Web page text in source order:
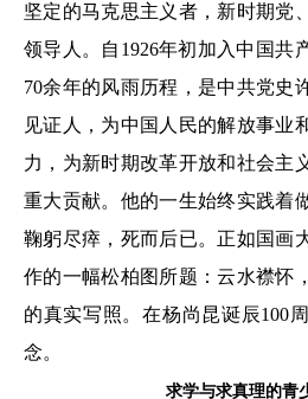
坚定的马克思主义者，新时期党
领导人。自1926年初加入中国共
70余年的风雨历程，是中共党史
见证人，为中国人民的解放事业
力，为新时期改革开放和社会主
重大贡献。他的一生始终实践着
鞠躬尽瘁，死而后已。正如国画
作的一幅松柏图所题：云水襟怀
的真实写照。在杨尚昆诞辰100
念。
求学与求真理的青